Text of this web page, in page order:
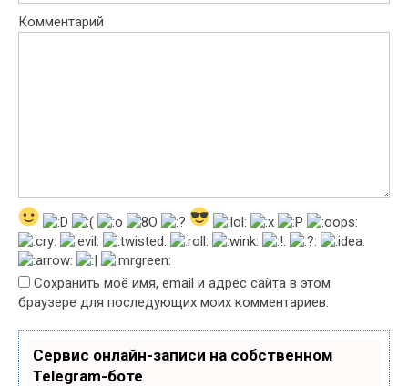
Комментарий
Сохранить моё имя, email и адрес сайта в этом
браузере для последующих моих комментариев.
Сервис онлайн-записи на собственном
Telegram-боте